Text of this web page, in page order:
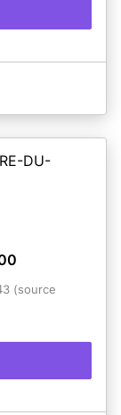
DU-
(source